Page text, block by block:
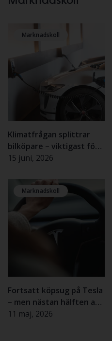
Marknadskoll
Klimatfrågan splittrar
bilköpare – viktigast för
kvinnor och äldre
15 juni, 2026
Marknadskoll
Fortsatt köpsug på Tesla
– men nästan hälften av
svenskarna tveksamma
11 maj, 2026